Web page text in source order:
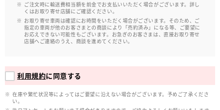
ご注文時に輸送費相当額を前金でお支払いいただく場合がございます。詳し
くはお取り寄せ店舗にご確認ください。
お取り寄せ車両は確認にお時間をいただく場合がございます。そのため、ご
指定の車両が他のお客さまとの商談により「売約済み」になる等、ご要望に
お応えできない可能性もございます。お急ぎのお客さまは、直接お取り寄せ
店舗へご連絡のうえ、商談を進めてください。
利用規約に同意する
在庫や繁忙状況等によってはご要望に沿えない場合がございます。予めご了承くださ
い。